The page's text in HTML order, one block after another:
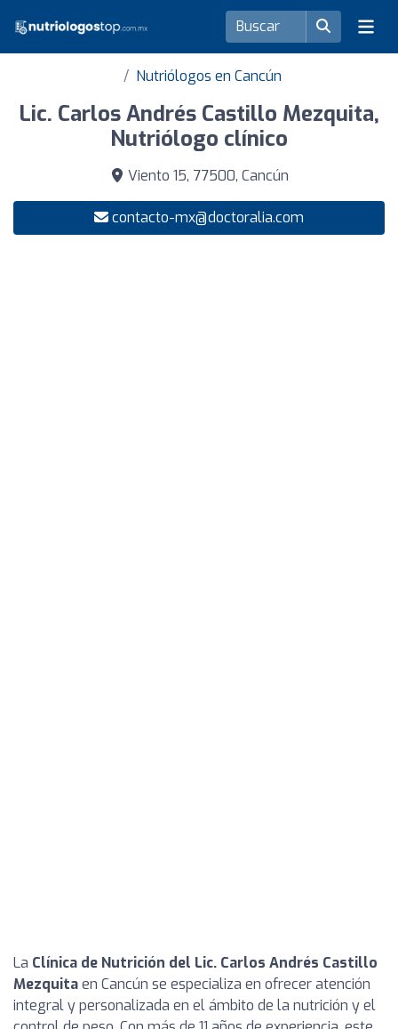
Nutriólogos en Cancún
Lic. Carlos Andrés Castillo Mezquita,
Nutriólogo clínico
Viento 15, 77500, Cancún
contacto-mx@doctoralia.com
La Clínica de Nutrición del Lic. Carlos Andrés Castillo
Mezquitaen Cancún se especializa en ofrecer atención
integral y personalizada en el ámbito de la nutrición y el